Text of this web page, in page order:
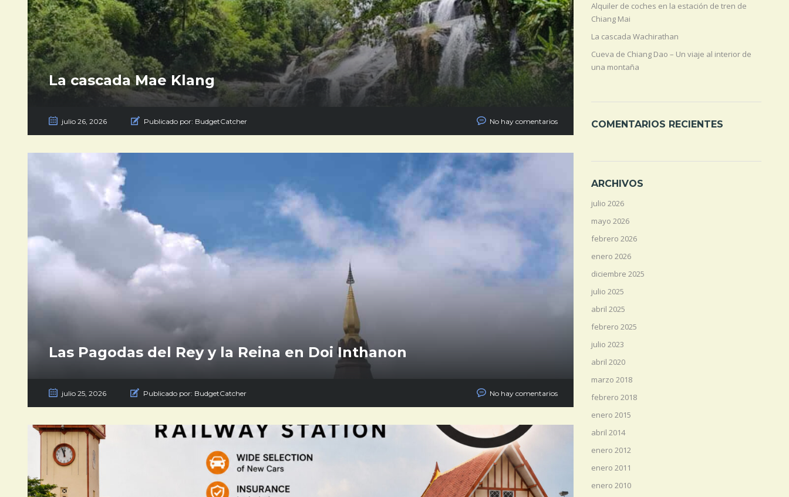
La cascada Mae Klang
julio 26, 2026 Publicado por: BudgetCatcher No hay comentarios
Las Pagodas del Rey y la Reina en Doi Inthanon
julio 25, 2026 Publicado por: BudgetCatcher No hay comentarios
Alquiler de coches en la estación de tren de
Chiang Mai
La cascada Wachirathan
Cueva de Chiang Dao – Un viaje al interior de
una montaña
COMENTARIOS RECIENTES
ARCHIVOS
julio 2026
mayo 2026
febrero 2026
enero 2026
diciembre 2025
julio 2025
abril 2025
febrero 2025
julio 2023
abril 2020
marzo 2018
febrero 2018
enero 2015
abril 2014
enero 2012
enero 2011
enero 2010